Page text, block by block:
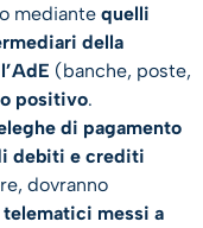
o mediante quelli
della
(banche, poste,
positivo.
di pagamento
debiti e crediti
dovranno
messi a